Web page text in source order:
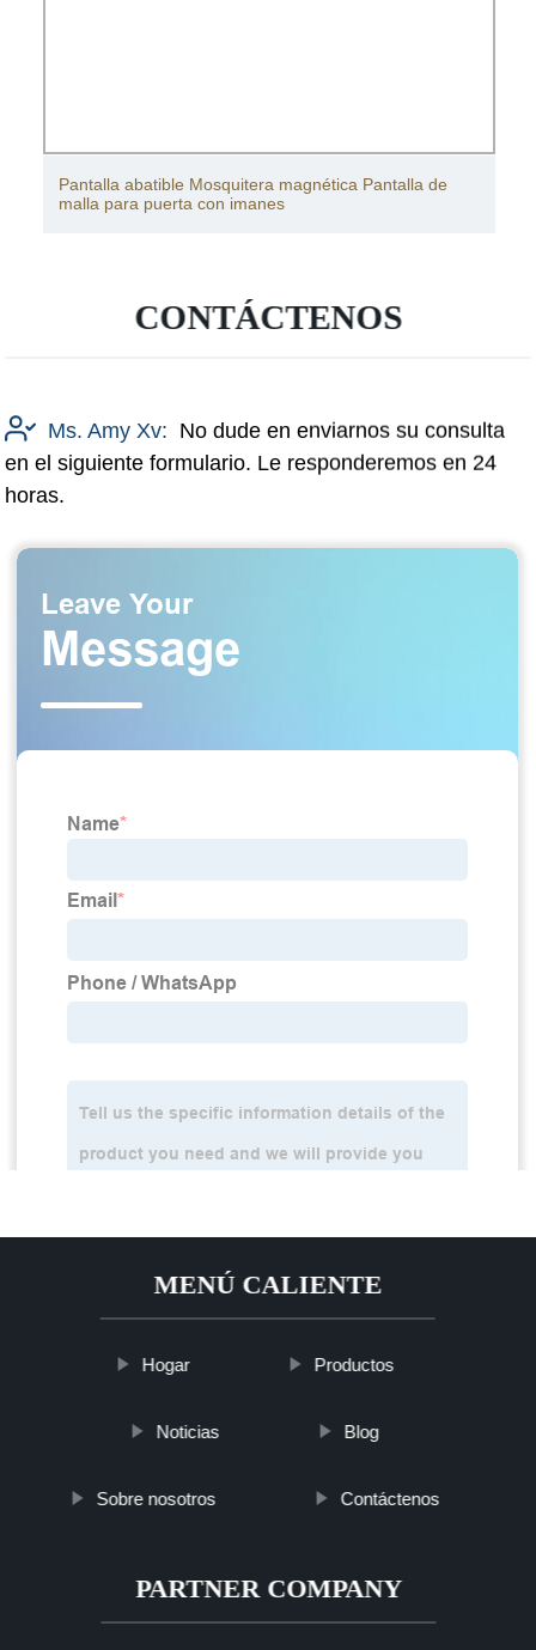
Pantalla abatible Mosquitera magnética Pantalla de
malla para puerta con imanes
CONTÁCTENOS
Ms. Amy Xv: No dude en enviarnos su consulta
en el siguiente formulario. Le responderemos en 24
horas.
MENÚ CALIENTE
Hogar Productos
Noticias Blog
Sobre nosotros Contáctenos
PARTNER COMPANY